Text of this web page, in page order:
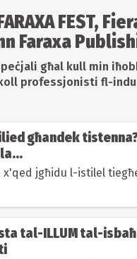
FEST,
Faraxa
speċjali għal kull min
professjonisti fl-
għandek
x'qed jgħidu l-istilel
tal-ILLUM tal-